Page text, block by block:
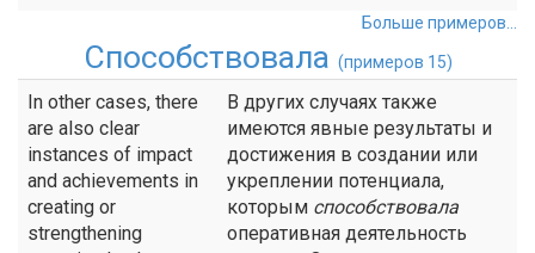
Больше примеров...
Способствовала (примеров 15)
In other cases, there
are also clear
instances of impact
and achievements in
creating or
strengthening
В других случаях также
имеются явные результаты и
достижения в создании или
укреплении потенциала,
которым способствовала
оперативная деятельность